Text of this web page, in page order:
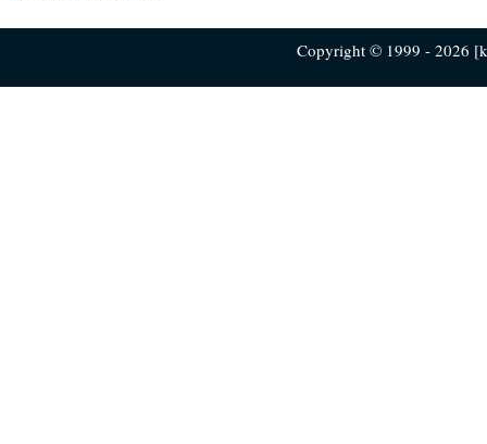
Copyright © 1999 - 2026